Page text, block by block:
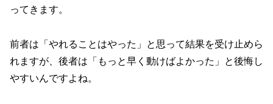
ってきます。
前者は「やれることはやった」と思って結果を受け止めら
れますが、後者は「もっと早く動けばよかった」と後悔し
やすいんですよね。